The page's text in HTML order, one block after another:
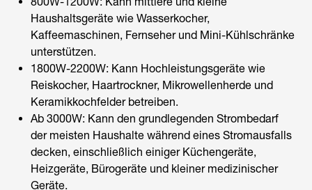
Haushaltsgeräte wie Wasserkocher,
Kaffeemaschinen, Fernseher und Mini-Kühlschränke
unterstützen.
1800W-2200W: Kann Hochleistungsgeräte wie
Reiskocher, Haartrockner, Mikrowellenherde und
Keramikkochfelder betreiben.
Ab 3000W: Kann den grundlegenden Strombedarf
der meisten Haushalte während eines Stromausfalls
decken, einschließlich einiger Küchengeräte,
Heizgeräte, Bürogeräte und kleiner medizinischer
Geräte.